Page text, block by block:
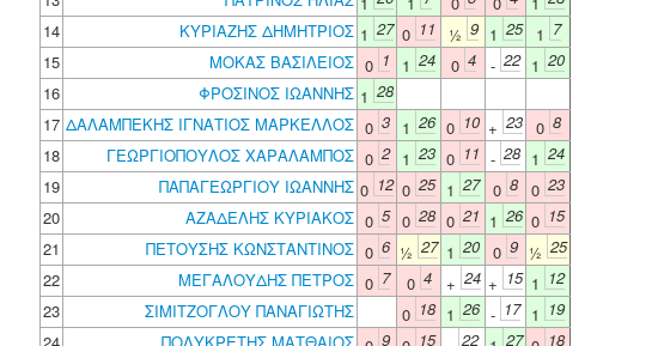
14
ΚΥΡΙΑΖΗΣ ΔΗΜΗΤΡΙΟΣ 1 27 0 11 ½ 9 1 25 1 7
15
ΜΟΚΑΣ ΒΑΣΙΛΕΙΟΣ 0 1 1 24 0 4 - 22 1 20
16
ΦΡΟΣΙΝΟΣ ΙΩΑΝΝΗΣ 1 28
17 ΔΑΛΑΜΠΕΚΗΣ ΙΓΝΑΤΙΟΣ ΜΑΡΚΕΛΛΟΣ 0 3 1 26 0 10 + 23 0 8
18
ΓΕΩΡΓΙΟΠΟΥΛΟΣ ΧΑΡΑΛΑΜΠΟΣ 0 2 1 23 0 11 - 28 1 24
19
ΠΑΠΑΓΕΩΡΓΙΟΥ ΙΩΑΝΝΗΣ 0 12 0 25 1 27 0 8 0 23
20
ΑΖΑΔΕΛΗΣ ΚΥΡΙΑΚΟΣ 0 5 0 28 0 21 1 26 0 15
21
ΠΕΤΟΥΣΗΣ ΚΩΝΣΤΑΝΤΙΝΟΣ 0 6 ½ 27 1 20 0 9 ½ 25
22
ΜΕΓΑΛΟΥΔΗΣ ΠΕΤΡΟΣ 0 7 0 4 + 24 + 15 1 12
23
ΣΙΜΙΤΖΟΓΛΟΥ ΠΑΝΑΓΙΩΤΗΣ 0 18 1 26 - 17 1 19
9 15 22 27 18